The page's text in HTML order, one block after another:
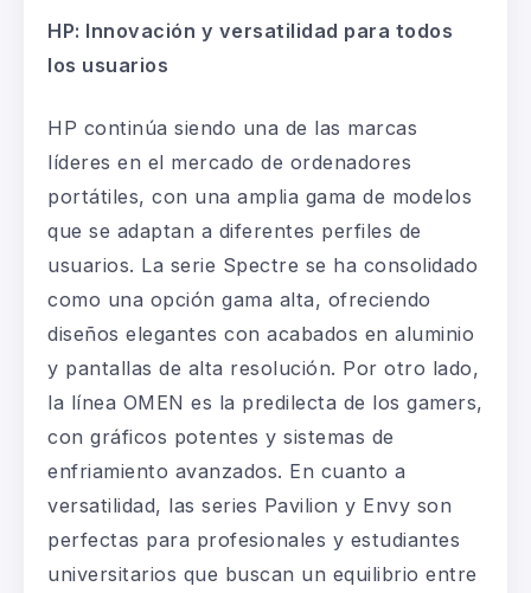
HP: Innovación y versatilidad para todos
los usuarios
HP continúa siendo una de las marcas
líderes en el mercado de ordenadores
portátiles, con una amplia gama de modelos
que se adaptan a diferentes perfiles de
usuarios. La serie Spectre se ha consolidado
como una opción gama alta, ofreciendo
diseños elegantes con acabados en aluminio
y pantallas de alta resolución. Por otro lado,
la línea OMEN es la predilecta de los gamers,
con gráficos potentes y sistemas de
enfriamiento avanzados. En cuanto a
versatilidad, las series Pavilion y Envy son
perfectas para profesionales y estudiantes
universitarios que buscan un equilibrio entre